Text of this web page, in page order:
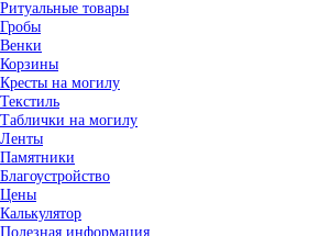
Ритуальные товары
Гробы
Венки
Корзины
Кресты на могилу
Текстиль
Таблички на могилу
Ленты
Памятники
Благоустройство
Цены
Калькулятор
Полезная информация